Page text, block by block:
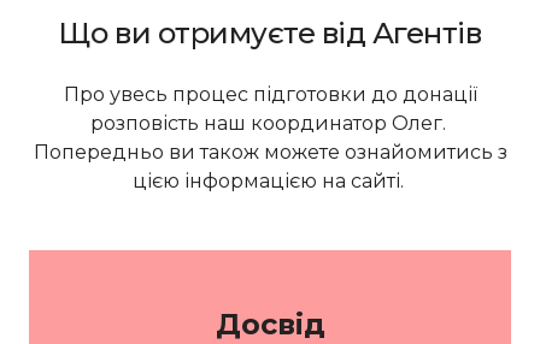
Що ви отримуєте від Агентів
Про увесь процес підготовки до донації
розповість наш координатор Олег.
Попередньо ви також можете ознайомитись з
цією інформацією на сайті.
Досвід